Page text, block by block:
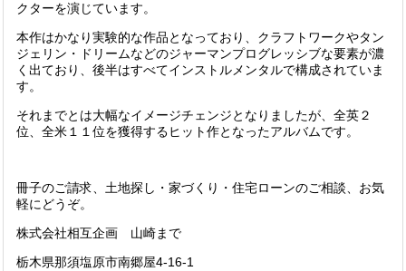
クターを演じています。
本作はかなり実験的な作品となっており、 クラフトワークやタン
ジェリン・ドリームなどのジャーマンプログレッシブな要素が濃
く出ており、後半はすべてインスト ルメンタルで構成されていま
す。
それまでとは大幅なイメージチェンジとなりましたが、全英２
位、全米１１位を獲得するヒット作となったアルバムです。
冊子のご請求、土地探し・家づくり・住宅ローンのご相談、お気
軽にどうぞ。
株式会社相互企画 山崎まで
栃木県那須塩原市南郷屋4-16-1